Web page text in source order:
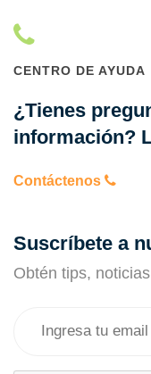
CENTRO DE AYUDA
¿Tienes
información?
Contáctenos
Suscríbete a
Obtén tips,